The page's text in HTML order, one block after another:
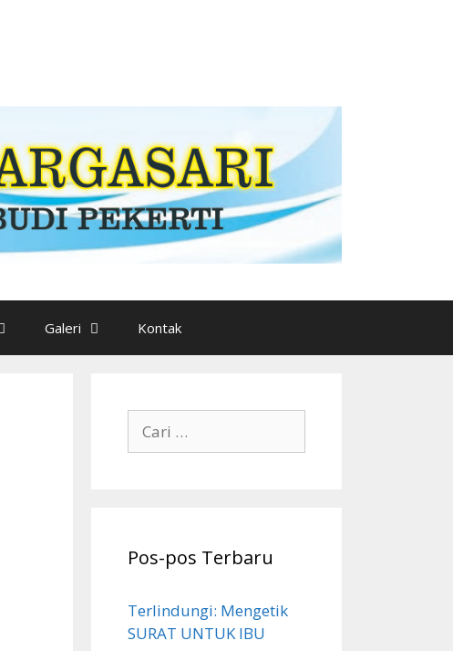
Galeri Kontak
untuk:
Pos-pos Terbaru
Terlindungi: Mengetik
SURAT UNTUK IBU